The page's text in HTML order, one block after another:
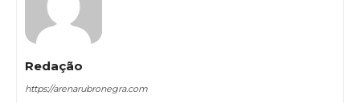
Redação
https://arenarubronegra.com